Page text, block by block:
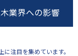
業界への影響
に注目を集めています。